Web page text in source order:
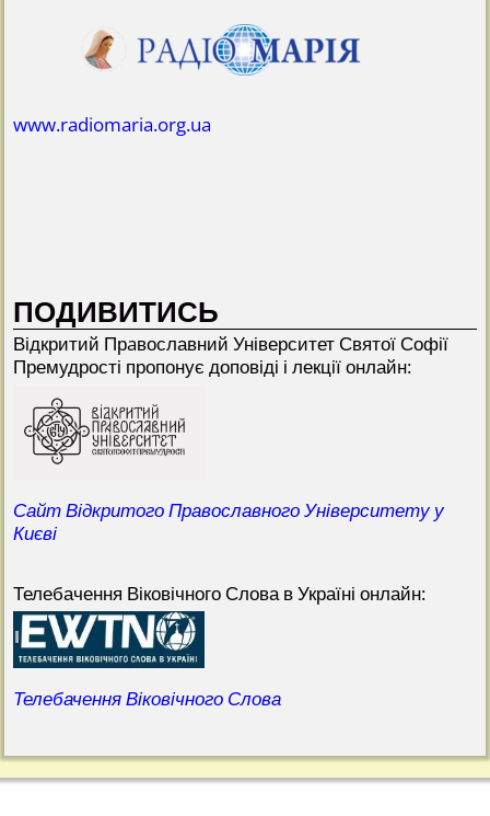
www.radiomaria.org.ua
ПОДИВИТИСЬ
Відкритий Прaвославний Університет Святої Софії
Премудрості пропонує доповіді і лекції онлайн:
Сайт Відкритого Православного Університету у
Києві
Телебачення Віковічного Слова в Україні онлайн:
Телебачення Віковічного Слова